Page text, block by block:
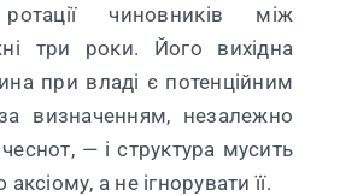
ротації чиновників між
три роки. Його вихідна
при владі є потенційним
визначенням, незалежно
— і структура мусить
а не ігнорувати її.